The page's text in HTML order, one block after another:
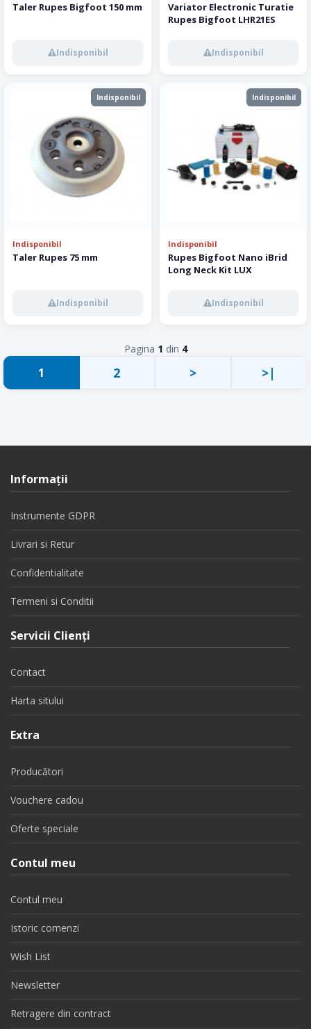
Taler Rupes Bigfoot 150 mm
Indisponibil
Variator Electronic Turatie
Rupes Bigfoot LHR21ES
Indisponibil
Indisponibil
Indisponibil
Taler Rupes 75 mm
Indisponibil
Indisponibil
Indisponibil
Rupes Bigfoot Nano iBrid
Long Neck Kit LUX
Indisponibil
Pagina 1 din 4
1 2 > >|
Informaţii
Instrumente GDPR
Livrari si Retur
Confidentialitate
Termeni si Conditii
Servicii Clienţi
Contact
Harta sitului
Extra
Producători
Vouchere cadou
Oferte speciale
Contul meu
Contul meu
Istoric comenzi
Wish List
Newsletter
Retragere din contract